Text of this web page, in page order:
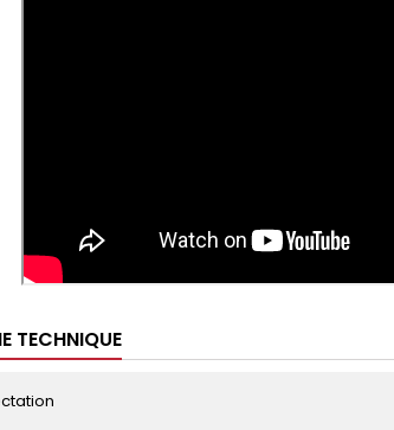
TECHNIQUE